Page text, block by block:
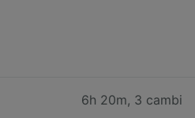
6h 20m, 3 cambi